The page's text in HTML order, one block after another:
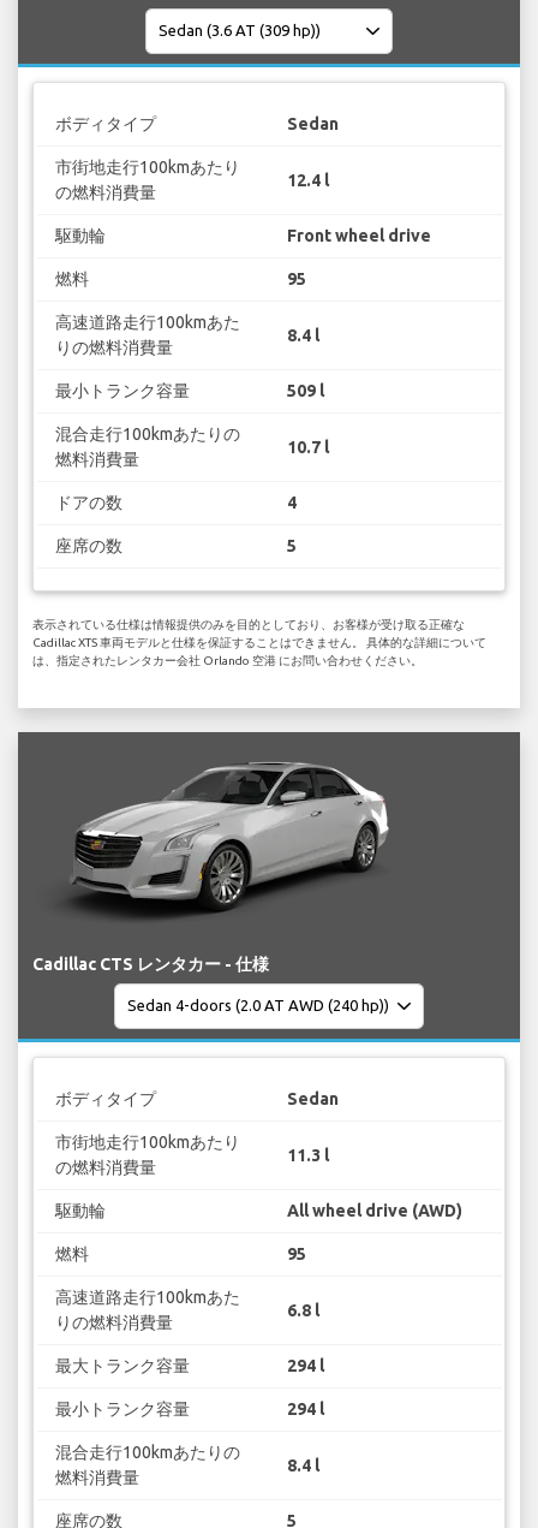
ボディタイプ Sedan
市街地走行100kmあたり
の燃料消費量
12.4 l
駆動輪 Front wheel drive
燃料 95
高速道路走行100kmあた
りの燃料消費量
8.4 l
最小トランク容量 509 l
混合走行100kmあたりの
燃料消費量
10.7 l
ドアの数 4
座席の数 5
表示されている仕様は情報提供のみを目的としており、お客様が受け取る正確な
Cadillac XTS 車両モデルと仕様を保証することはできません。 具体的な詳細について
は、指定されたレンタカー会社 Orlando 空港 にお問い合わせください。
Cadillac CTS レンタカー - 仕様
ボディタイプ Sedan
市街地走行100kmあたり
の燃料消費量
11.3 l
駆動輪 All wheel drive (AWD)
燃料 95
高速道路走行100kmあた
りの燃料消費量
6.8 l
最大トランク容量 294 l
最小トランク容量 294 l
混合走行100kmあたりの
燃料消費量
8.4 l
座席の数 5